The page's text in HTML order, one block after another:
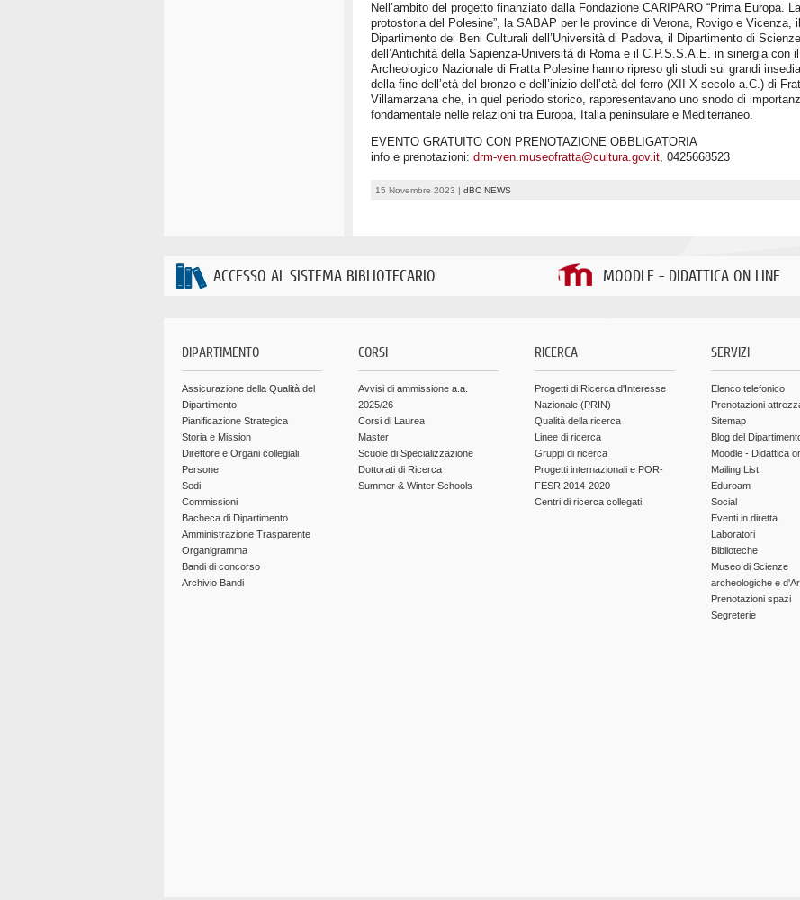
Nell’ambito del progetto finanziato dalla Fondazione CARIPARO “Prima Europa. La
protostoria del Polesine”, la SABAP per le province di Verona, Rovigo e Vicenza, il
Dipartimento dei Beni Culturali dell’Università di Padova, il Dipartimento di Scienze
dell’Antichità della Sapienza-Università di Roma e il C.P.S.S.A.E. in sinergia con
Archeologico Nazionale di Fratta Polesine hanno ripreso gli studi sui grandi
della fine dell’età del bronzo e dell’inizio dell’età del ferro (XII-X secolo a.C.) di
Villamarzana che, in quel periodo storico, rappresentavano uno snodo di
fondamentale nelle relazioni tra Europa, Italia peninsulare e Mediterraneo.
EVENTO GRATUITO CON PRENOTAZIONE OBBLIGATORIA
info e prenotazioni: drm-ven.museofratta@cultura.gov.it, 0425668523
15 Novembre 2023 | dBC NEWS
ACCESSO AL SISTEMA BIBLIOTECARIO MOODLE - DIDATTICA ON LINE
DIPARTIMENTO
Assicurazione della Qualità del
Dipartimento
Pianificazione Strategica
Storia e Mission
Direttore e Organi collegiali
Persone
Sedi
Commissioni
Bacheca di Dipartimento
Amministrazione Trasparente
Organigramma
Bandi di concorso
Archivio Bandi
CORSI
Avvisi di ammissione a.a.
2025/26
Corsi di Laurea
Master
Scuole di Specializzazione
Dottorati di Ricerca
Summer & Winter Schools
RICERCA
Progetti di Ricerca d'Interesse
Nazionale (PRIN)
Qualità della ricerca
Linee di ricerca
Gruppi di ricerca
Progetti internazionali e POR-
FESR 2014-2020
Centri di ricerca collegati
SERVIZI
Elenco telefonico
Prenotazioni
Sitemap
Blog del
Moodle - Didattica
Mailing List
Eduroam
Social
Eventi in diretta
Laboratori
Biblioteche
Museo di Scienze
archeologiche e
Prenotazioni spazi
Segreterie